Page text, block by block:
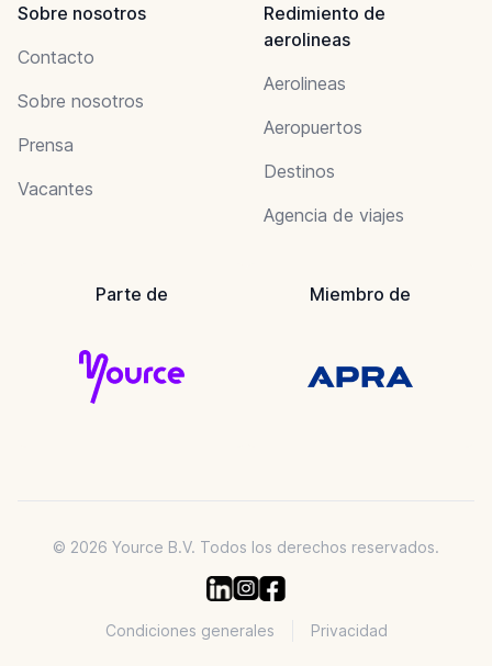
Sobre nosotros
Contacto
Sobre nosotros
Prensa
Vacantes
Redimiento de
aerolineas
Aerolineas
Aeropuertos
Destinos
Agencia de viajes
Parte de Miembro de
© 2026 Yource B.V. Todos los derechos reservados.
Condiciones generales Privacidad